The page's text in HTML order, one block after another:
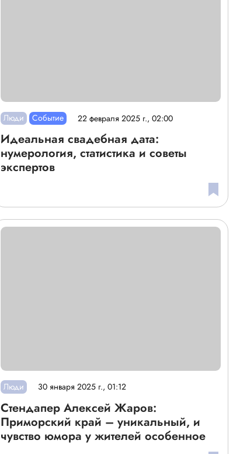
Люди Событие 22 февраля 2025 г., 02:00
Идеальная свадебная дата:
нумерология, статистика и советы
экспертов
Люди 30 января 2025 г., 01:12
Стендапер Алексей Жаров:
Приморский край – уникальный, и
чувство юмора у жителей особенное